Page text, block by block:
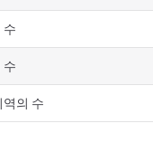
수
수
역의 수